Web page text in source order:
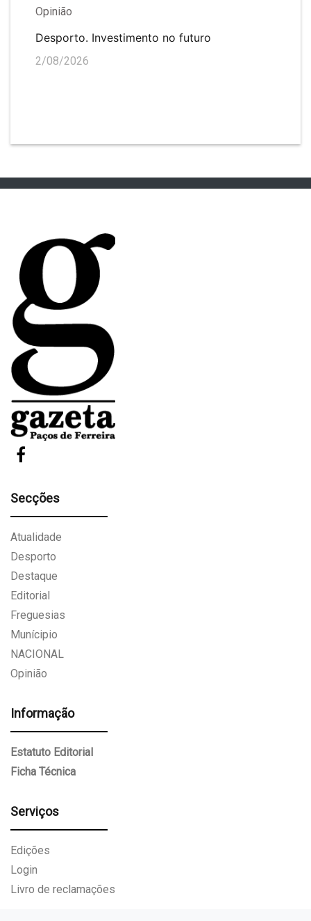
Opinião
Desporto. Investimento no futuro
2/08/2026
Secções
Atualidade
Desporto
Destaque
Editorial
Freguesias
Munícipio
NACIONAL
Opinião
Informação
Estatuto Editorial
Ficha Técnica
Serviços
Edições
Login
Livro de reclamações